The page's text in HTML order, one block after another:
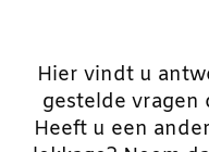
Hier vindt u
gestelde vragen
Heeft u een